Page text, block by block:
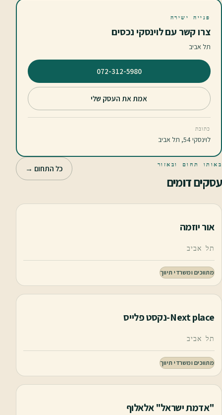
פנייה ישירה
צרו קשר עם לוינסקי נכסים
תל אביב
⁦072-312-5980⁩
אמת את העסק שלי
כתובת
לוינסקי 54, תל אביב
באותו תחום ובאזור
עסקים דומים
כל התחום →
אור יוזמה
תל אביב
מתווכים ומשרדי תיווך
Next place-נקסט פלייס
תל אביב
מתווכים ומשרדי תיווך
"אדמת ישראל" אלאלוף